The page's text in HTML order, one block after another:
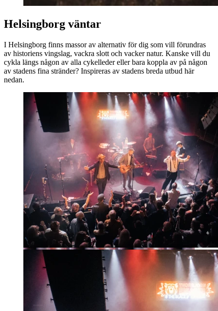
Helsingborg väntar
I Helsingborg finns massor av alternativ för dig som vill förundras
av historiens vingslag, vackra slott och vacker natur. Kanske vill du
cykla längs någon av alla cykelleder eller bara koppla av på någon
av stadens fina stränder? Inspireras av stadens breda utbud här
nedan.